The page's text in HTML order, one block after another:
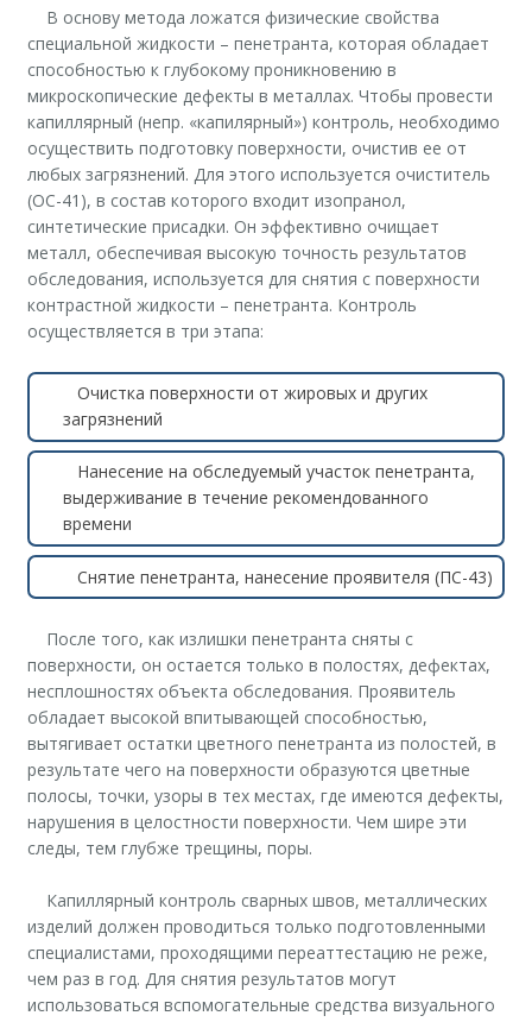
В основу метода ложатся физические свойства
специальной жидкости – пенетранта, которая обладает
способностью к глубокому проникновению в
микроскопические дефекты в металлах. Чтобы провести
капиллярный (непр. «капилярный») контроль, необходимо
осуществить подготовку поверхности, очистив ее от
любых загрязнений. Для этого используется очиститель
(ОС-41), в состав которого входит изопранол,
синтетические присадки. Он эффективно очищает
металл, обеспечивая высокую точность результатов
обследования, используется для снятия с поверхности
контрастной жидкости – пенетранта. Контроль
осуществляется в три этапа:
Очистка поверхности от жировых и других
загрязнений
Нанесение на обследуемый участок пенетранта,
выдерживание в течение рекомендованного
времени
Снятие пенетранта, нанесение проявителя (ПС-43)
После того, как излишки пенетранта сняты с
поверхности, он остается только в полостях, дефектах,
несплошностях объекта обследования. Проявитель
обладает высокой впитывающей способностью,
вытягивает остатки цветного пенетранта из полостей, в
результате чего на поверхности образуются цветные
полосы, точки, узоры в тех местах, где имеются дефекты,
нарушения в целостности поверхности. Чем шире эти
следы, тем глубже трещины, поры.
Капиллярный контроль сварных швов, металлических
изделий должен проводиться только подготовленными
специалистами, проходящими переаттестацию не реже,
чем раз в год. Для снятия результатов могут
использоваться вспомогательные средства визуального